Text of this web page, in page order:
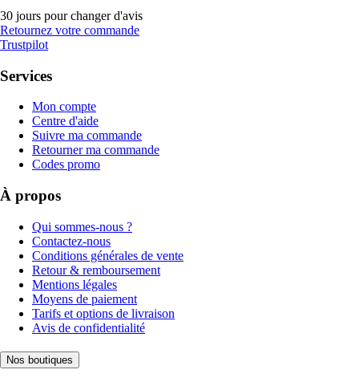
30 jours pour changer d'avis
Retournez votre commande
Trustpilot
Services
Mon compte
Centre d'aide
Suivre ma commande
Retourner ma commande
Codes promo
À propos
Qui sommes-nous ?
Contactez-nous
Conditions générales de vente
Retour & remboursement
Mentions légales
Moyens de paiement
Tarifs et options de livraison
Avis de confidentialité
Nos boutiques